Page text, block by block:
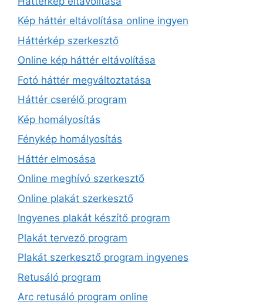
Kép háttér eltávolítása online ingyen
Háttérkép szerkesztő
Online kép háttér eltávolítása
Fotó háttér megváltoztatása
Háttér cserélő program
Kép homályosítás
Fénykép homályosítás
Háttér elmosása
Online meghívó szerkesztő
Online plakát szerkesztő
Ingyenes plakát készítő program
Plakát tervező program
Plakát szerkesztő program ingyenes
Retusáló program
Arc retusáló program online